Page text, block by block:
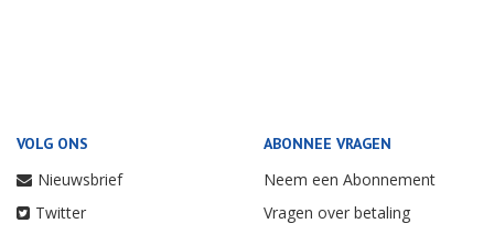
VOLG ONS
Nieuwsbrief
Twitter
ABONNEE VRAGEN
Neem een Abonnement
Vragen over betaling